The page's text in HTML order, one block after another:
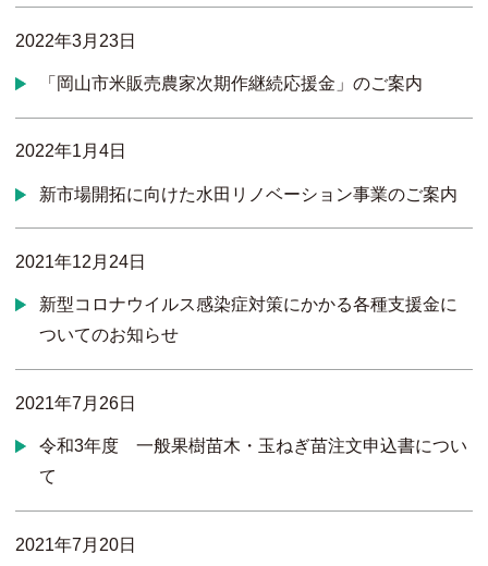
2022年3月23日
「岡山市米販売農家次期作継続応援金」のご案内
2022年1月4日
新市場開拓に向けた水田リノベーション事業のご案内
2021年12月24日
新型コロナウイルス感染症対策にかかる各種支援金に
ついてのお知らせ
2021年7月26日
令和3年度 一般果樹苗木・玉ねぎ苗注文申込書につい
て
2021年7月20日